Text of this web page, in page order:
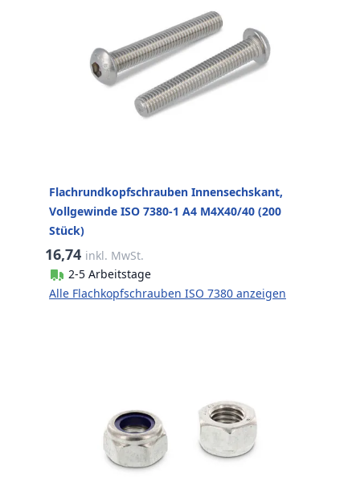
Flachrundkopfschrauben Innensechskant,
Vollgewinde ISO 7380-1 A4 M4X40/40 (200
Stück)
16,74 inkl. MwSt.
2-5 Arbeitstage
Alle Flachkopfschrauben ISO 7380 anzeigen